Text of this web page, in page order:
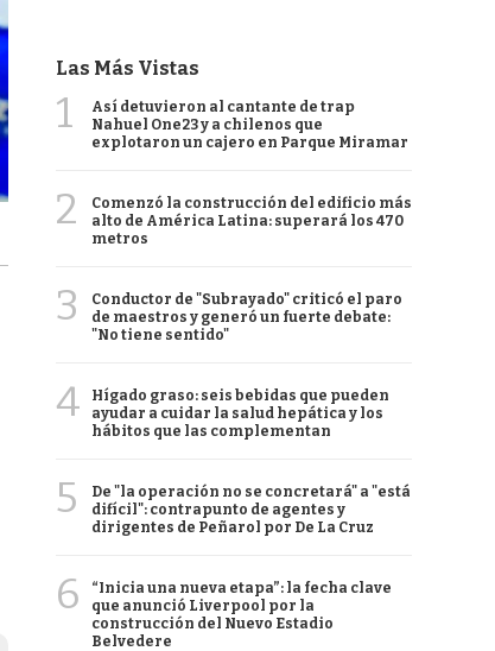
Las Más Vistas
1
Así detuvieron al cantante de trap
Nahuel One23 y a chilenos que
explotaron un cajero en Parque Miramar
2
Comenzó la construcción del edificio más
alto de América Latina: superará los 470
metros
3
Conductor de "Subrayado" criticó el paro
de maestros y generó un fuerte debate:
"No tiene sentido"
4
Hígado graso: seis bebidas que pueden
ayudar a cuidar la salud hepática y los
hábitos que las complementan
5
De "la operación no se concretará" a "está
difícil": contrapunto de agentes y
dirigentes de Peñarol por De La Cruz
6
“Inicia una nueva etapa”: la fecha clave
que anunció Liverpool por la
construcción del Nuevo Estadio
Belvedere